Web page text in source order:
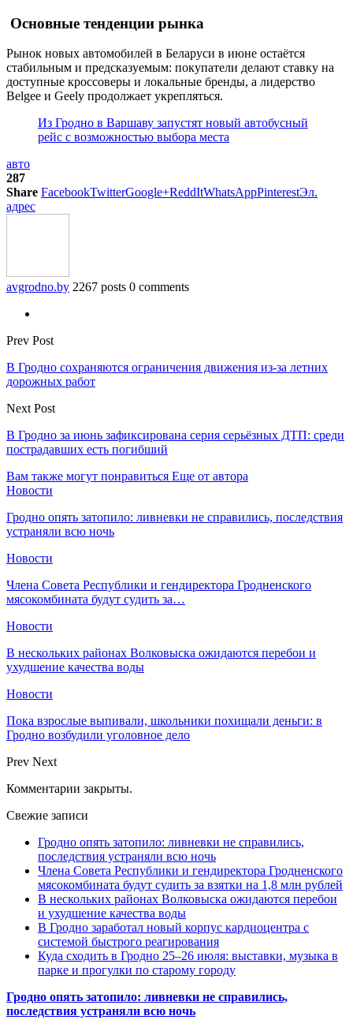
Основные тенденции рынка
Рынок новых автомобилей в Беларуси в июне остаётся
стабильным и предсказуемым: покупатели делают ставку на
доступные кроссоверы и локальные бренды, а лидерство
Belgee и Geely продолжает укрепляться.
Из Гродно в Варшаву запустят новый автобусный
рейс с возможностью выбора места
авто
287
Share FacebookTwitterGoogle+ReddItWhatsAppPinterestЭл.
адрес
avgrodno.by 2267 posts 0 comments
Prev Post
В Гродно сохраняются ограничения движения из-за летних
дорожных работ
Next Post
В Гродно за июнь зафиксирована серия серьёзных ДТП: среди
пострадавших есть погибший
Вам также могут понравиться Еще от автора
Новости
Гродно опять затопило: ливневки не справились, последствия
устраняли всю ночь
Новости
Члена Совета Республики и гендиректора Гродненского
мясокомбината будут судить за…
Новости
В нескольких районах Волковыска ожидаются перебои и
ухудшение качества воды
Новости
Пока взрослые выпивали, школьники похищали деньги: в
Гродно возбудили уголовное дело
Prev Next
Комментарии закрыты.
Свежие записи
Гродно опять затопило: ливневки не справились,
последствия устраняли всю ночь
Члена Совета Республики и гендиректора Гродненского
мясокомбината будут судить за взятки на 1,8 млн рублей
В нескольких районах Волковыска ожидаются перебои
и ухудшение качества воды
В Гродно заработал новый корпус кардиоцентра с
системой быстрого реагирования
Куда сходить в Гродно 25–26 июля: выставки, музыка в
парке и прогулки по старому городу
Гродно опять затопило: ливневки не справились,
последствия устраняли всю ночь